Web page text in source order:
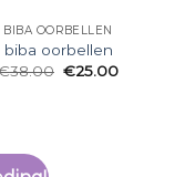
BIBA OORBELLEN
biba oorbellen
38.00 €25.00